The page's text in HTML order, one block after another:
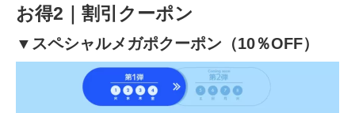
お得2｜割引クーポン
▼スペシャルメガポクーポン（10％OFF）